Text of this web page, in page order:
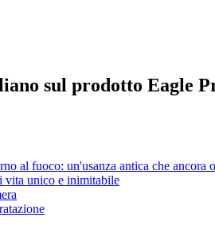
sul prodotto Eagle
al fuoco: un'usanza antica che ancora
vita unico e inimitabile